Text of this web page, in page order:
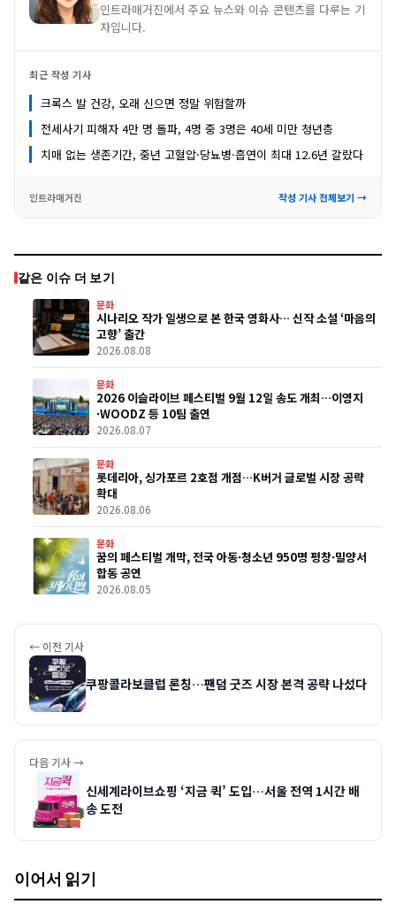
인트라매거진에서 주요 뉴스와 이슈 콘텐츠를 다루는 기
자입니다.
최근 작성 기사
크록스 발 건강, 오래 신으면 정말 위험할까
전세사기 피해자 4만 명 돌파, 4명 중 3명은 40세 미만 청년층
치매 없는 생존기간, 중년 고혈압·당뇨병·흡연이 최대 12.6년 갈랐다
인트라매거진 작성 기사 전체보기 →
같은 이슈 더 보기
문화
시나리오 작가 일생으로 본 한국 영화사… 신작 소설 ‘마음의
고향’ 출간
2026.08.08
문화
2026 이슬라이브 페스티벌 9월 12일 송도 개최…이영지
·WOODZ 등 10팀 출연
2026.08.07
문화
롯데리아, 싱가포르 2호점 개점…K버거 글로벌 시장 공략
확대
2026.08.06
문화
꿈의 페스티벌 개막, 전국 아동·청소년 950명 평창·밀양서
합동 공연
2026.08.05
← 이전 기사
쿠팡콜라보클럽 론칭…팬덤 굿즈 시장 본격 공략 나섰다
다음 기사 →
신세계라이브쇼핑 ‘지금 퀵’ 도입…서울 전역 1시간 배
송 도전
이어서 읽기